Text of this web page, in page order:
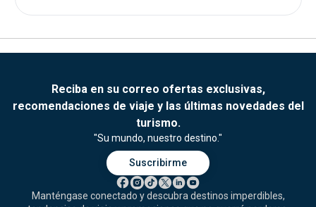
Reciba en su correo ofertas exclusivas,
recomendaciones de viaje y las últimas novedades del
turismo.
"Su mundo, nuestro destino."
Suscribirme
Manténgase conectado y descubra destinos imperdibles,